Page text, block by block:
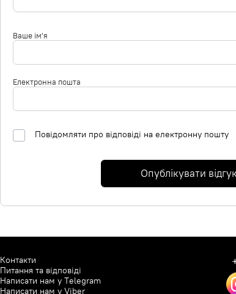
Ваше ім'я
Електронна пошта
Повідомляти про відповіді на електронну пошту
Опублікувати відгук
Контакти
Питання та відповіді
Написати нам у Telegram
Написати нам у Viber